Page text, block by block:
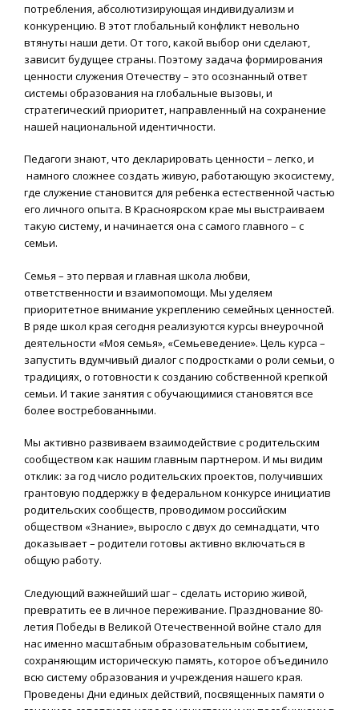
потребления, абсолютизирующая индивидуализм и
конкуренцию. В этот глобальный конфликт невольно
втянуты наши дети. От того, какой выбор они сделают,
зависит будущее страны. Поэтому задача формирования
ценности служения Отечеству – это осознанный ответ
системы образования на глобальные вызовы, и
стратегический приоритет, направленный на сохранение
нашей национальной идентичности.
Педагоги знают, что декларировать ценности – легко, и
намного сложнее создать живую, работающую экосистему,
где служение становится для ребенка естественной частью
его личного опыта. В Красноярском крае мы выстраиваем
такую систему, и начинается она с самого главного – с
семьи.
Семья – это первая и главная школа любви,
ответственности и взаимопомощи. Мы уделяем
приоритетное внимание укреплению семейных ценностей.
В ряде школ края сегодня реализуются курсы внеурочной
деятельности «Моя семья», «Семьеведение». Цель курса –
запустить вдумчивый диалог с подростками о роли семьи, о
традициях, о готовности к созданию собственной крепкой
семьи. И такие занятия с обучающимися становятся все
более востребованными.
Мы активно развиваем взаимодействие с родительским
сообществом как нашим главным партнером. И мы видим
отклик: за год число родительских проектов, получивших
грантовую поддержку в федеральном конкурсе инициатив
родительских сообществ, проводимом российским
обществом «Знание», выросло с двух до семнадцати, что
доказывает – родители готовы активно включаться в
общую работу.
Следующий важнейший шаг – сделать историю живой,
превратить ее в личное переживание. Празднование 80-
летия Победы в Великой Отечественной войне стало для
нас именно масштабным образовательным событием,
сохраняющим историческую память, которое объединило
всю систему образования и учреждения нашего края.
Проведены Дни единых действий, посвященных памяти о